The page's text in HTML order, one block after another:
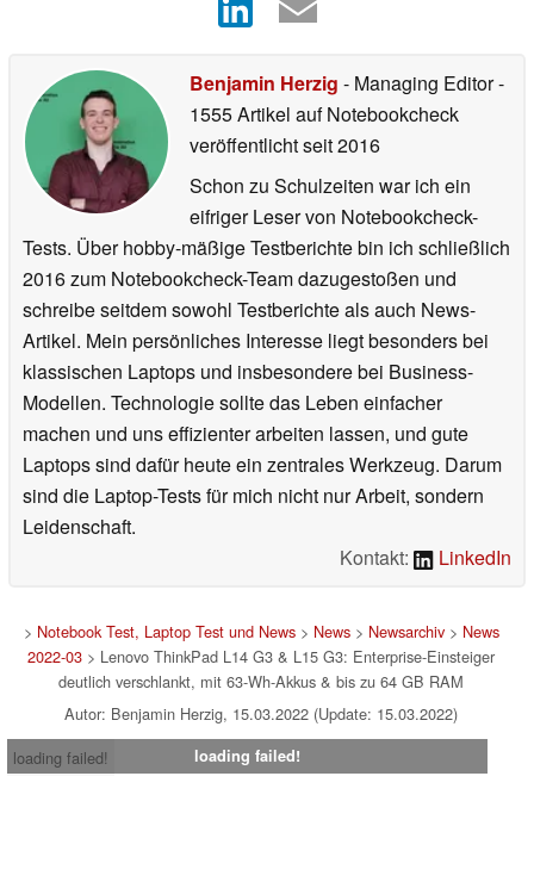
Benjamin Herzig - Managing Editor-
1555 Artikel auf Notebookcheck
veröffentlichtseit 2016
Schon zu Schulzeiten war ich ein
eifriger Leser von Notebookcheck-
Tests. Über hobby-mäßige Testberichte bin ich schließlich
2016 zum Notebookcheck-Team dazugestoßen und
schreibe seitdem sowohl Testberichte als auch News-
Artikel. Mein persönliches Interesse liegt besonders bei
klassischen Laptops und insbesondere bei Business-
Modellen. Technologie sollte das Leben einfacher
machen und uns effizienter arbeiten lassen, und gute
Laptops sind dafür heute ein zentrales Werkzeug. Darum
sind die Laptop-Tests für mich nicht nur Arbeit, sondern
Leidenschaft.
Kontakt:
LinkedIn
> Notebook Test, Laptop Test und News> News> Newsarchiv> News
2022-03 > Lenovo ThinkPad L14 G3 & L15 G3: Enterprise-Einsteiger
deutlich verschlankt, mit 63-Wh-Akkus & bis zu 64 GB RAM
Autor: Benjamin Herzig, 15.03.2022 (Update: 15.03.2022)
loading failed!
loading failed!